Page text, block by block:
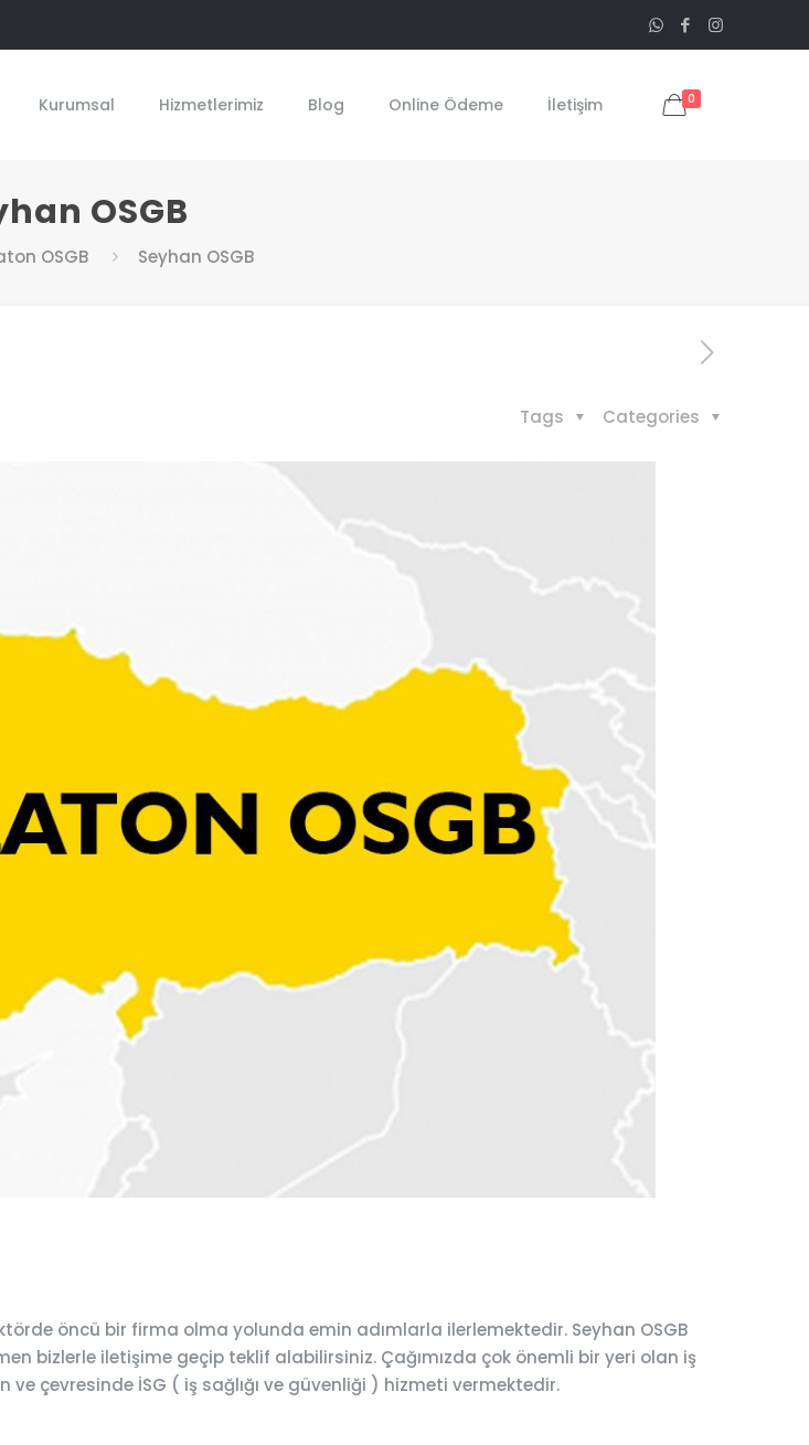
Kurumsal Hizmetlerimiz Blog Online Ödeme İletişim 0
OSGB
OSGB Seyhan OSGB
Categories
Tags
öncü bir firma olma yolunda emin adımlarla ilerlemektedir. Seyhan OSGB
bizlerle iletişime geçip teklif alabilirsiniz. Çağımızda çok önemli bir yeri olan iş
ve çevresinde İSG ( iş sağlığı ve güvenliği ) hizmeti vermektedir.